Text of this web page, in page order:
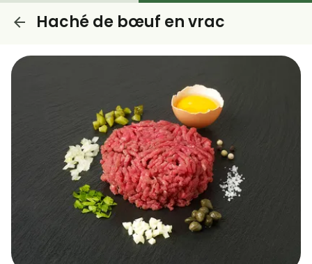
Haché de bœuf en vrac